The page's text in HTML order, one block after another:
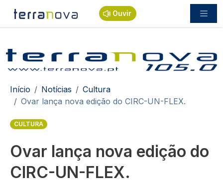
Passar para o conteúdo principal
Ouvir
Navegação estrutural
Início Notícias
Cultura
Ovar lança nova edição do CIRC-UN-FLEX.
CULTURA
Ovar lança nova edição do
CIRC-UN-FLEX.